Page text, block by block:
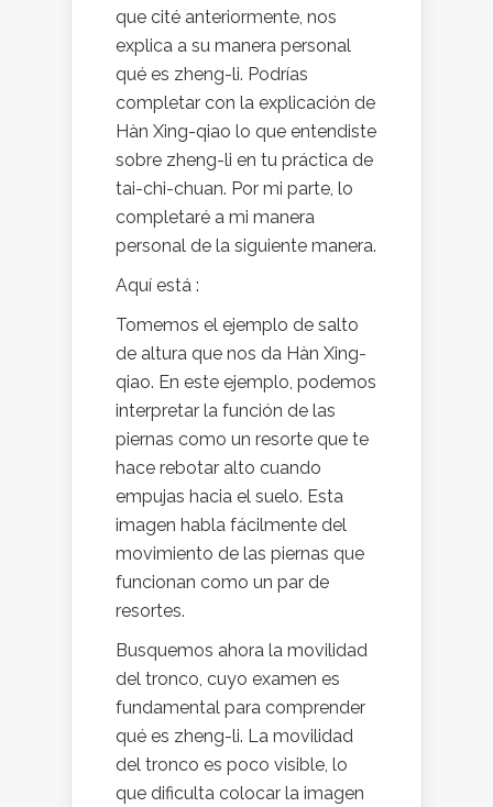
que cité anteriormente, nos
explica a su manera personal
qué es zheng-li. Podrías
completar con la explicación de
Hàn Xing-qiao lo que entendiste
sobre zheng-li en tu práctica de
tai-chi-chuan. Por mi parte, lo
completaré a mi manera
personal de la siguiente manera.
Aquí está :
Tomemos el ejemplo de salto
de altura que nos da Hàn Xing-
qiao. En este ejemplo, podemos
interpretar la función de las
piernas como un resorte que te
hace rebotar alto cuando
empujas hacia el suelo. Esta
imagen habla fácilmente del
movimiento de las piernas que
funcionan como un par de
resortes.
Busquemos ahora la movilidad
del tronco, cuyo examen es
fundamental para comprender
qué es zheng-li. La movilidad
del tronco es poco visible, lo
que dificulta colocar la imagen